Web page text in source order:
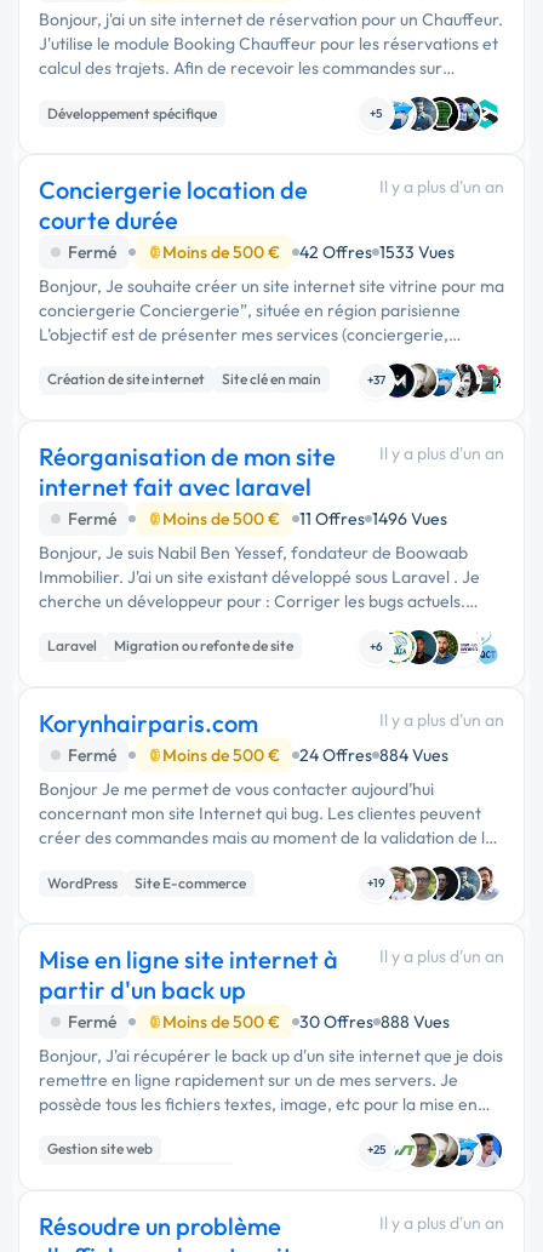
Bonjour, j'ai un site internet de réservation pour un Chauffeur.
J'utilise le module Booking Chauffeur pour les réservations et
calcul des trajets. Afin de recevoir les commandes sur
Développement spécifique +5
Conciergerie location de
courte durée
Il y a plus d'un an
Fermé Moins de 500 € 42 Offres 1533 Vues
Bonjour, Je souhaite créer un site internet site vitrine pour ma
conciergerie Conciergerie”, située en région parisienne
L’objectif est de présenter mes services (conciergerie,
ménage, check-in/out, optimisation des annonces…) dans un
design …
Création de site internet
Site clé en main
+37
Réorganisation de mon site
internet fait avec laravel
Il y a plus d'un an
Fermé Moins de 500 € 11 Offres 1496 Vues
Bonjour, Je suis Nabil Ben Yessef, fondateur de Boowaab
Immobilier. J'ai un site existant développé sous Laravel . Je
cherche un développeur pour : Corriger les bugs actuels.
Réorganiser les pages pour une navigation plus claire. Créer
une pag...
Laravel
Migration ou refonte de site
+6
Korynhairparis.com
Il y a plus d'un an
Fermé
Moins de 500 € 24 Offres 884 Vues
Bonjour Je me permet de vous contacter aujourd’hui
concernant mon site Internet qui bug. Les clientes peuvent
créer des commandes mais au moment de la validation de la
commande il y a un passage d’erreur qui apparaît à l’écran
Disant que la …
WordPress Site E-commerce +19
Mise en ligne site internet à
partir d'un back up
Il y a plus d'un an
Fermé Moins de 500 € 30 Offres 888 Vues
Bonjour, J'ai récupérer le back up d'un site internet que je dois
remettre en ligne rapidement sur un de mes servers. Je
possède tous les fichiers textes, image, etc pour la mise en
Gestion site web
+25
Résoudre un problème
Il y a plus d'un an